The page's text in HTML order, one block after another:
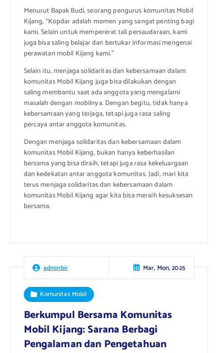
Menurut Bapak Budi, seorang pengurus komunitas Mobil
Kijang, “Kopdar adalah momen yang sangat penting bagi
kami. Selain untuk mempererat tali persaudaraan, kami
juga bisa saling belajar dan bertukar informasi mengenai
perawatan mobil Kijang kami.”
Selain itu, menjaga solidaritas dan kebersamaan dalam
komunitas Mobil Kijang juga bisa dilakukan dengan
saling membantu saat ada anggota yang mengalami
masalah dengan mobilnya. Dengan begitu, tidak hanya
kebersamaan yang terjaga, tetapi juga rasa saling
percaya antar anggota komunitas.
Dengan menjaga solidaritas dan kebersamaan dalam
komunitas Mobil Kijang, bukan hanya keberhasilan
bersama yang bisa diraih, tetapi juga rasa kekeluargaan
dan kedekatan antar anggota komunitas. Jadi, mari kita
terus menjaga solidaritas dan kebersamaan dalam
komunitas Mobil Kijang agar kita bisa meraih kesuksesan
bersama.
adminbir Mar, Mon, 2025
Komunitas Mobil
Berkumpul Bersama Komunitas
Mobil Kijang: Sarana Berbagi
Pengalaman dan Pengetahuan